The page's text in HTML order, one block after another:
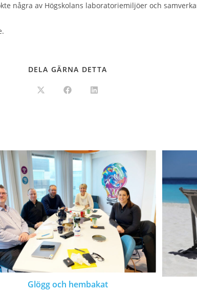
några av Högskolans laboratoriemiljöer och
DELA GÄRNA DETTA
Glögg och hembakat